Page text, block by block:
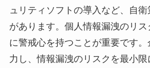
ュリティソフトの導入など、自
があります。個人情報漏洩のリ
に警戒心を持つことが重要です
力し、情報漏洩のリスクを最小限